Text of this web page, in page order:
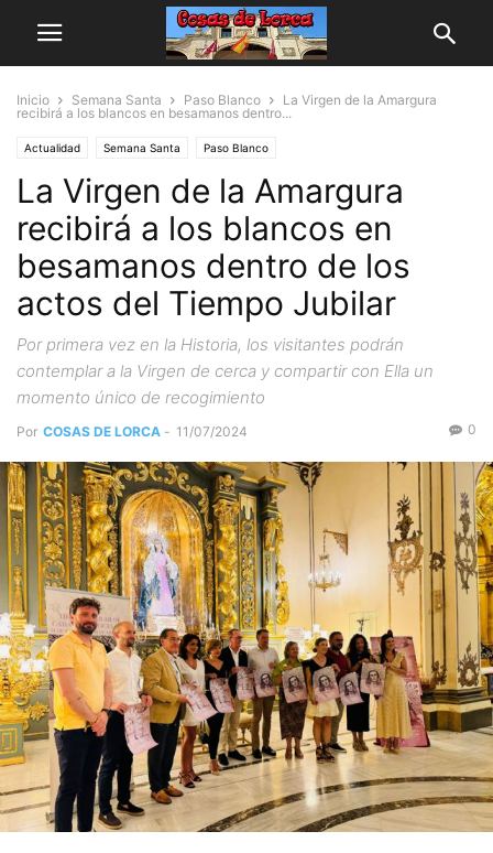
Inicio Semana Santa Paso Blanco
La Virgen de la Amargura
recibirá a los blancos en besamanos dentro...
Actualidad Semana Santa Paso Blanco
La Virgen de la Amargura
recibirá a los blancos en
besamanos dentro de los
actos del Tiempo Jubilar
Por primera vez en la Historia, los visitantes podrán
contemplar a la Virgen de cerca y compartir con Ella un
momento único de recogimiento
Por COSAS DE LORCA - 11/07/2024 0